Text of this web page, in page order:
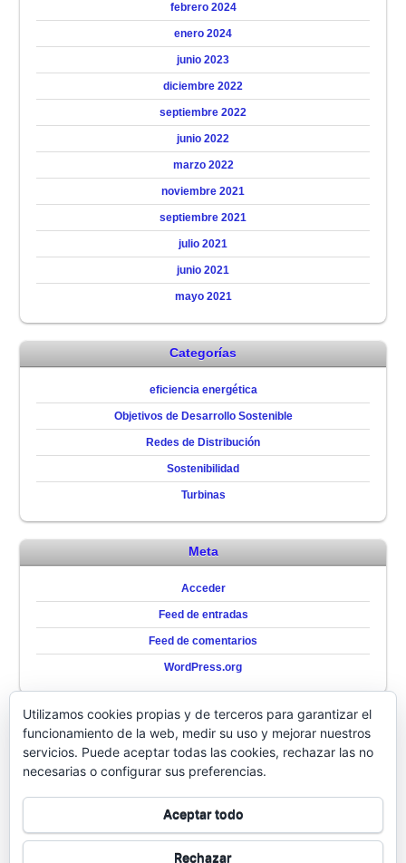
febrero 2024
enero 2024
junio 2023
diciembre 2022
septiembre 2022
junio 2022
marzo 2022
noviembre 2021
septiembre 2021
julio 2021
junio 2021
mayo 2021
Categorías
eficiencia energética
Objetivos de Desarrollo Sostenible
Redes de Distribución
Sostenibilidad
Turbinas
Meta
Acceder
Feed de entradas
Feed de comentarios
WordPress.org
QUIENES SOMOS
QUIENES
SOMOS
Utilizamos cookies propias y de terceros para garantizar el
funcionamiento de la web, medir su uso y mejorar nuestros
servicios. Puede aceptar todas las cookies, rechazar las no
necesarias o configurar sus preferencias.
Aceptar todo
Rechazar